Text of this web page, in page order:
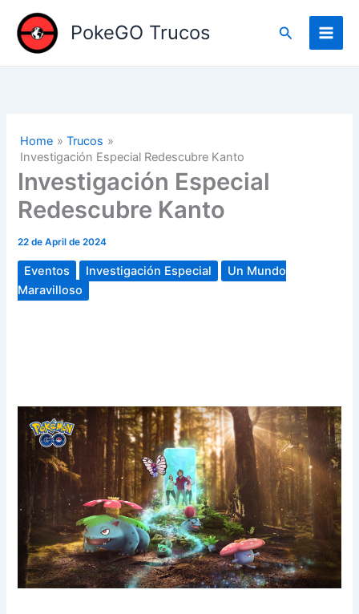
content
PokeGO Trucos Search
Home
Trucos
Investigación Especial Redescubre Kanto
Investigación Especial
Redescubre Kanto
22 de April de 2024
Eventos Investigación Especial
Un Mundo
Maravilloso